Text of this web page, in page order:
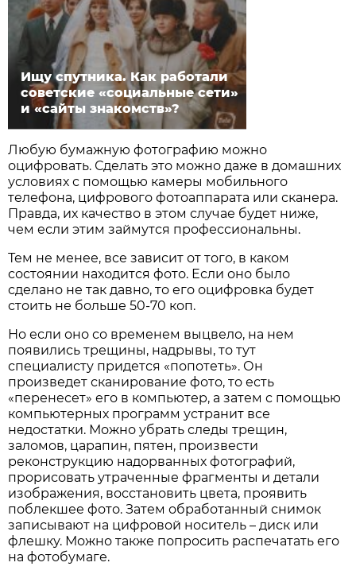
Ищу спутника. Как работали
советские «социальные сети»
и «сайты знакомств»?
Любую бумажную фотографию можно
оцифровать. Сделать это можно даже в домашних
условиях с помощью камеры мобильного
телефона, цифрового фотоаппарата или сканера.
Правда, их качество в этом случае будет ниже,
чем если этим займутся профессиональны.
Тем не менее, все зависит от того, в каком
состоянии находится фото. Если оно было
сделано не так давно, то его оцифровка будет
стоить не больше 50-70 коп.
Но если оно со временем выцвело, на нем
появились трещины, надрывы, то тут
специалисту придется «попотеть». Он
произведет сканирование фото, то есть
«перенесет» его в компьютер, а затем с помощью
компьютерных программ устранит все
недостатки. Можно убрать следы трещин,
заломов, царапин, пятен, произвести
реконструкцию надорванных фотографий,
прорисовать утраченные фрагменты и детали
изображения, восстановить цвета, проявить
поблекшее фото. Затем обработанный снимок
записывают на цифровой носитель – диск или
флешку. Можно также попросить распечатать его
на фотобумаге.